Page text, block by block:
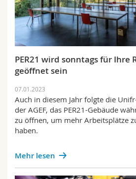
PER21 wird sonntags für Ihre
geöffnet sein
07.01.2023
Auch in diesem Jahr folgte die
der AGEF, das PER21-Gebäude
zu öffnen, um mehr Arbeitsplätze
haben.
Mehr lesen